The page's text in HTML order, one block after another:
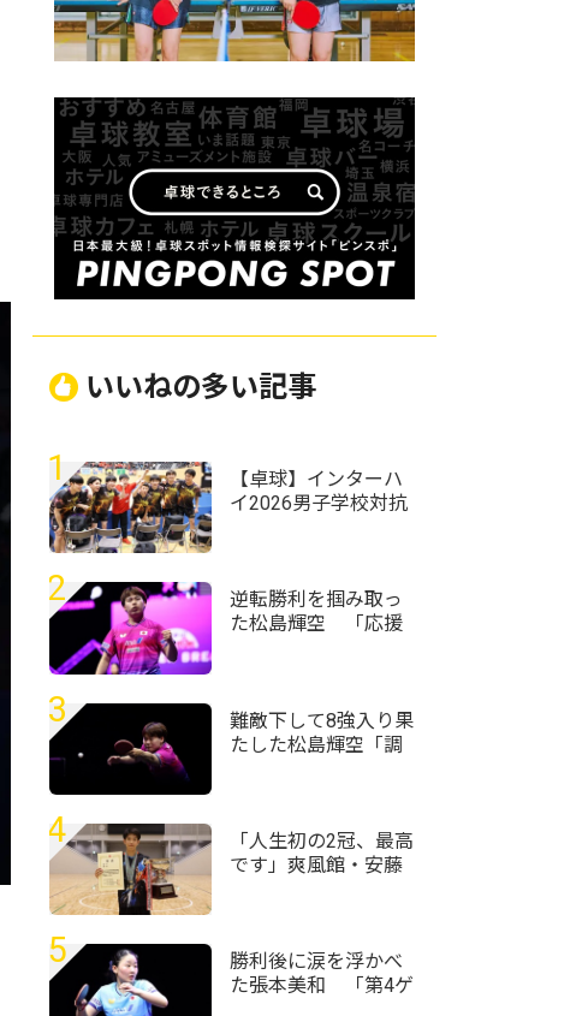
いいねの多い記事
1
【卓球】インターハ
イ2026男子学校対抗
2
逆転勝利を掴み取っ
た松島輝空 「応援
ンズ横浜2026＞
3
難敵下して8強入り果
たした松島輝空「調
チャンピオンズ横浜
2026＞
4
「人生初の2冠、最高
です」爽風館・安藤
国高等学校定時制通
信制卓球大会＞
5
勝利後に涙を浮かべ
た張本美和 「第4ゲ